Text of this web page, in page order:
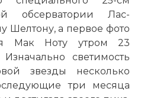
обсерватории Лас-
Шелтону, а первое фото
Мак Ноту утром 23
светимость
звезды несколько
три месяца